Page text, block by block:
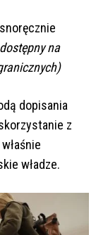
na
dopisania
z
władze.